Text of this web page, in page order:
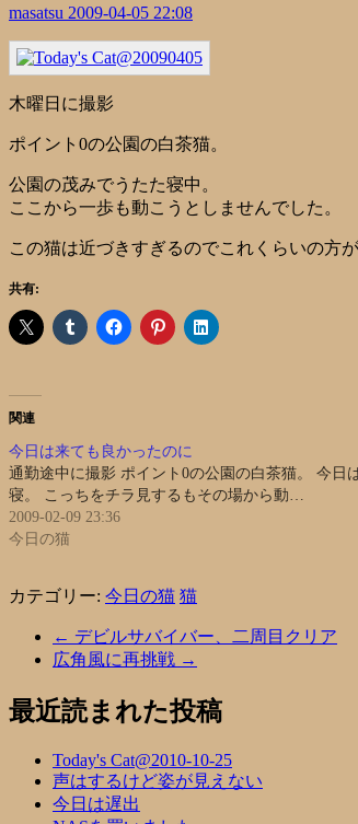
masatsu 2009-04-05 22:08
木曜日に撮影
ポイント0の公園の白茶猫。
公園の茂みでうたた寝中。
ここから一歩も動こうとしませんでした。
この猫は近づきすぎるのでこれくらいの方
共有:
関連
今日は来ても良かったのに
通勤途中に撮影 ポイント0の公園の白茶猫。 今日
寝。 こっちをチラ見するもその場から動…
2009-02-09 23:36
今日の猫
カテゴリー: 今日の猫 猫
← デビルサバイバー、二周目クリア
広角風に再挑戦 →
最近読まれた投稿
Today's Cat@2010-10-25
声はするけど姿が見えない
今日は遅出